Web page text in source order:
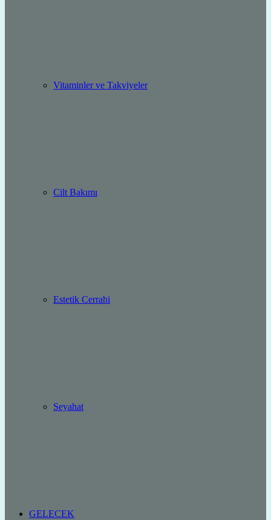
Vitaminler ve Takviyeler
Cilt Bakımı
Estetik Cerrahi
Seyahat
GELECEK